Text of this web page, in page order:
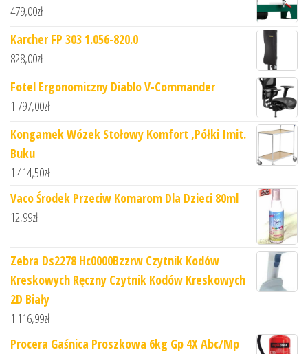
479,00zł
Karcher FP 303 1.056-820.0
828,00zł
Fotel Ergonomiczny Diablo V-Commander
1 797,00zł
Kongamek Wózek Stołowy Komfort ,Półki Imit.
Buku
1 414,50zł
Vaco Środek Przeciw Komarom Dla Dzieci 80ml
12,99zł
Zebra Ds2278 Hc0000Bzzrw Czytnik Kodów
Kreskowych Ręczny Czytnik Kodów Kreskowych
2D Biały
1 116,99zł
Procera Gaśnica Proszkowa 6kg Gp 4X Abc/Mp